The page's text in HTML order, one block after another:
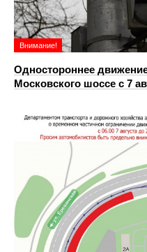
Внимание!
Одностороннее
Московского шоссе с 7